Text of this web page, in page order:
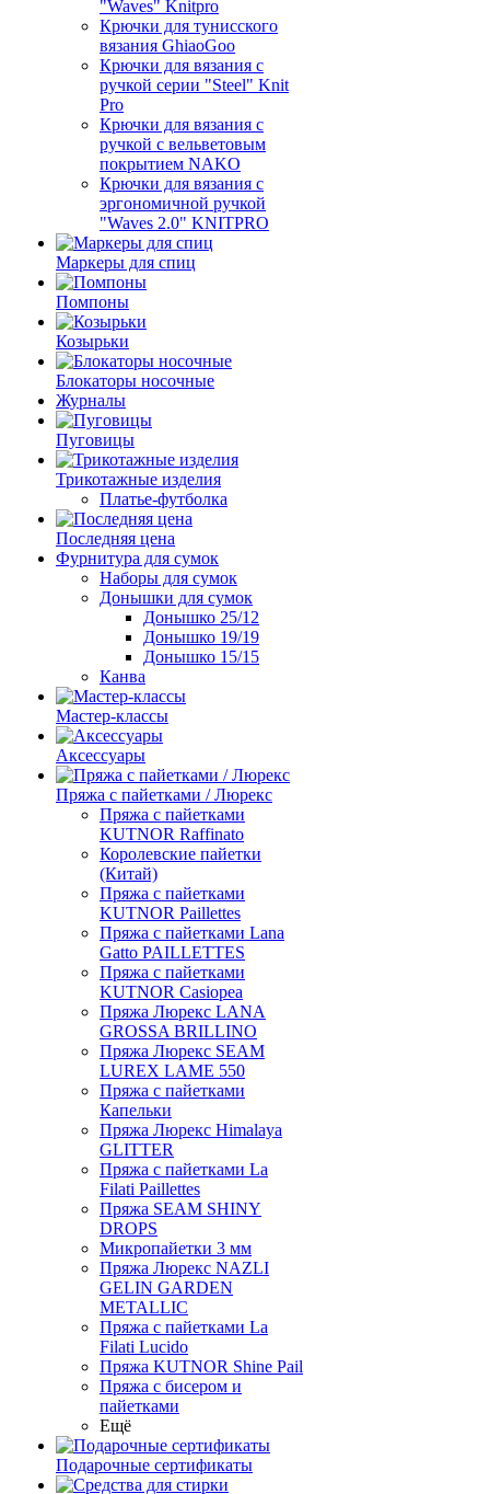
"Waves" Knitpro
Крючки для тунисского
вязания GhiaoGoo
Крючки для вязания с
ручкой серии "Steel" Knit
Pro
Крючки для вязания с
ручкой с вельветовым
покрытием NAKO
Крючки для вязания с
эргономичной ручкой
"Waves 2.0" KNITPRO
Маркеры для спиц
Помпоны
Козырьки
Блокаторы носочные
Журналы
Пуговицы
Трикотажные изделия
Платье-футболка
Последняя цена
Фурнитура для сумок
Наборы для сумок
Донышки для сумок
Донышко 25/12
Донышко 19/19
Донышко 15/15
Канва
Мастер-классы
Аксессуары
Пряжа с пайетками / Люрекс
Пряжа с пайетками
KUTNOR Raffinato
Королевские пайетки
(Китай)
Пряжа с пайетками
KUTNOR Paillettes
Пряжа с пайетками Lana
Gatto PAILLETTES
Пряжа с пайетками
KUTNOR Casiopea
Пряжа Люрекс LANA
GROSSA BRILLINO
Пряжа Люрекс SEAM
LUREX LAME 550
Пряжа с пайетками
Капельки
Пряжа Люрекс Himalaya
GLITTER
Пряжа с пайетками La
Filati Paillettes
Пряжа SEAM SHINY
DROPS
Микропайетки 3 мм
Пряжа Люрекс NAZLI
GELIN GARDEN
METALLIC
Пряжа с пайетками La
Filati Lucido
Пряжа KUTNOR Shine Pail
Пряжа с бисером и
пайетками
Ещё
Подарочные сертификаты